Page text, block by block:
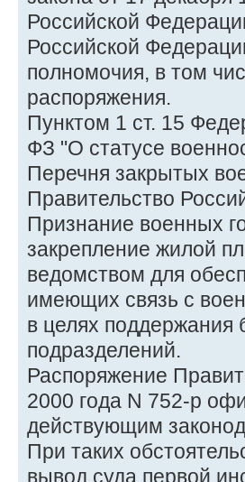
Российской
Российской
полномочия, в том
распоряжения.
Пунктом 1 ст. 15
ФЗ "О статусе
Перечня закрытых
Правительство
Признание военных
закрепление жилой
ведомством для
имеющих связь с
в целях поддержания
подразделений.
Распоряжение
2000 года N 752-р
действующим
При таких
вывод суда первой